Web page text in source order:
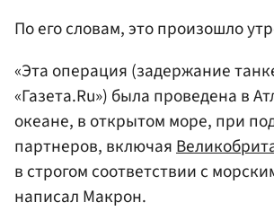
По его словам, это произошло
«Эта операция (задержание
«Газета.Ru») была проведена в
океане, в открытом море, при
партнеров, включая
в строгом соответствии с
написал Макрон.